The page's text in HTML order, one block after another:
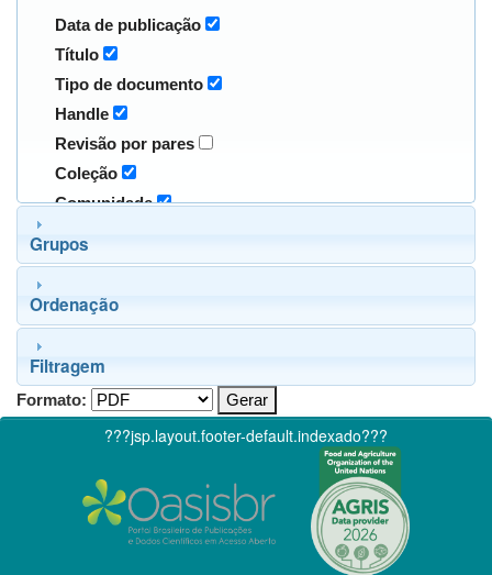
Data de publicação
Título
Tipo de documento
Handle
Revisão por pares
Coleção
Comunidade
Grupos
Ordenação
Filtragem
Formato:
???jsp.layout.footer-default.indexado???